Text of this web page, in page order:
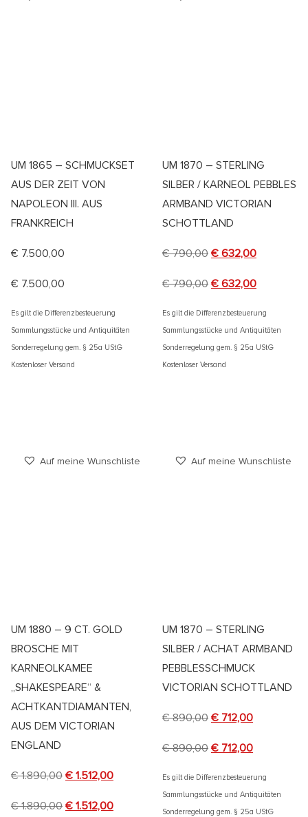
UM 1865 – SCHMUCKSET
AUS DER ZEIT VON
NAPOLEON III. AUS
FRANKREICH
€ 7.500,00
€ 7.500,00
Es gilt die Differenzbesteuerung
Sammlungsstücke und Antiquitäten
Sonderregelung gem. § 25a UStG
Kostenloser Versand
UM 1870 – STERLING
SILBER / KARNEOL PEBBLES
ARMBAND VICTORIAN
SCHOTTLAND
€790,00 € 632,00
€790,00 € 632,00
Es gilt die Differenzbesteuerung
Sammlungsstücke und Antiquitäten
Sonderregelung gem. § 25a UStG
Kostenloser Versand
Auf meine Wunschliste
UM 1880 – 9 CT. GOLD
BROSCHE MIT
KARNEOLKAMEE
„SHAKESPEARE“ &
ACHTKANTDIAMANTEN,
AUS DEM VICTORIAN
ENGLAND
€1.890,00 € 1.512,00
€1.890,00 € 1.512,00
Auf meine Wunschliste
UM 1870 – STERLING
SILBER / ACHAT ARMBAND
PEBBLESSCHMUCK
VICTORIAN SCHOTTLAND
€890,00 € 712,00
€890,00 € 712,00
Es gilt die Differenzbesteuerung
Sammlungsstücke und Antiquitäten
Sonderregelung gem. § 25a UStG